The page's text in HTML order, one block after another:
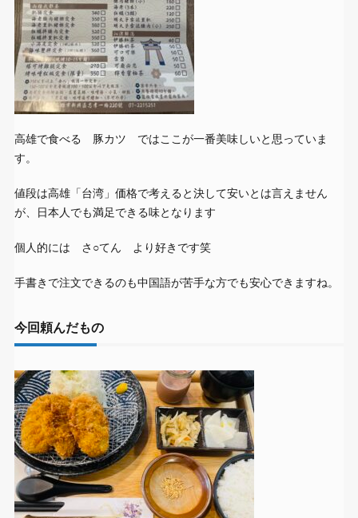
高雄で食べる 豚カツ ではここが一番美味しいと思っていま
す。
値段は高雄「台湾」価格で考えると決して安いとは言えません
が、日本人でも満足できる味となります
個人的には さ○てん より好きです笑
手書きで注文できるのも中国語が苦手な方でも安心できますね。
今回頼んだもの